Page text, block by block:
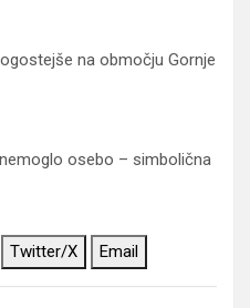
na območju Gornje
osebo – simbolična
Twitter/X Email